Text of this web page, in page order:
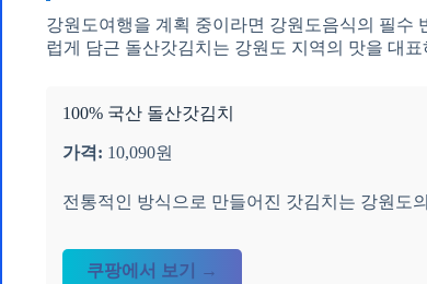
강원도여행을 계획 중이라면 강원도음식의 필수
럽게 담근 돌산갓김치는 강원도 지역의 맛을 대
100% 국산 돌산갓김치
가격: 10,090원
전통적인 방식으로 만들어진 갓김치는 강원도
쿠팡에서 보기 →